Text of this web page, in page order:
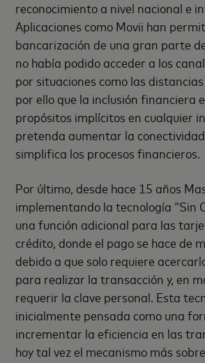
reconocimiento a nivel nacional e
Aplicaciones como Movii han
bancarización de una gran parte
no había podido acceder a los
por situaciones como las
por ello que la inclusión financiera
propósitos implícitos en cualquier
pretenda aumentar la
simplifica los procesos financieros.
Por último, desde hace 15 años
implementando la tecnología “Sin
una función adicional para las
crédito, donde el pago se hace de
debido a que solo requiere
para realizar la transacción y, en
requerir la clave personal. Esta
inicialmente pensada como una
incrementar la eficiencia en las
hoy tal vez el mecanismo más